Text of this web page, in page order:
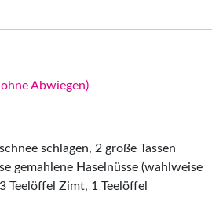
Abwiegen)
schlagen, 2 große Tassen
gemahlene Haselnüsse (wahlweise
Teelöffel Zimt, 1 Teelöffel